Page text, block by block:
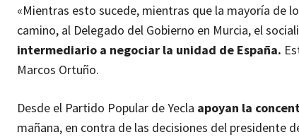
«Mientras esto sucede, mientras que la mayoría de
camino, al Delegado del Gobierno en Murcia, el
intermediario a negociar la unidad de España.
Marcos Ortuño.
Desde el Partido Popular de Yecla apoyan la
mañana, en contra de las decisiones del presidente